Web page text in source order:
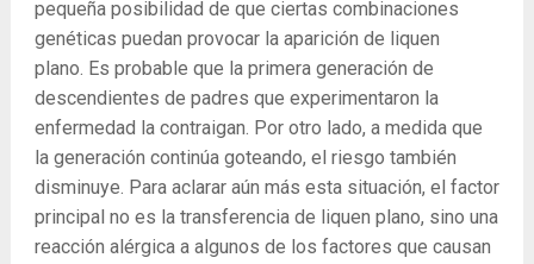
pequeña posibilidad de que ciertas combinaciones
genéticas puedan provocar la aparición de liquen
plano. Es probable que la primera generación de
descendientes de padres que experimentaron la
enfermedad la contraigan. Por otro lado, a medida que
la generación continúa goteando, el riesgo también
disminuye. Para aclarar aún más esta situación, el factor
principal no es la transferencia de liquen plano, sino una
reacción alérgica a algunos de los factores que causan